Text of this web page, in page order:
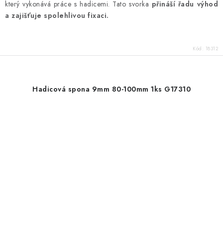
který vykonává práce s hadicemi. Tato svorka přináší řadu výhod
a zajišťuje spolehlivou fixaci.
Kód: 18312
Hadicová spona 9mm 80-100mm 1ks G17310